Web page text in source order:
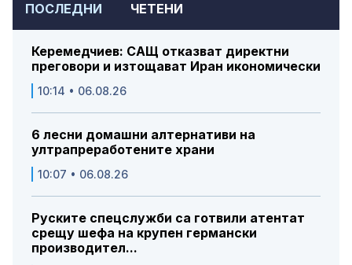
ПОСЛЕДНИ ЧЕТЕНИ
Керемедчиев: САЩ отказват директни
преговори и изтощават Иран икономически
10:14 • 06.08.26
6 лесни домашни алтернативи на
ултрапреработените храни
10:07 • 06.08.26
Руските спецслужби са готвили атентат
срещу шефа на крупен германски
производител...